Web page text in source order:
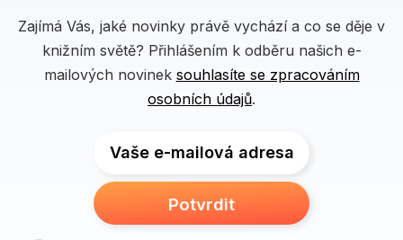
Zajímá Vás, jaké novinky právě vychází a co se děje v
knižním světě? Přihlášením k odběru našich e-
mailových novinek souhlasíte se zpracováním
osobních údajů.
Vaše e-mailová adresa
Potvrdit